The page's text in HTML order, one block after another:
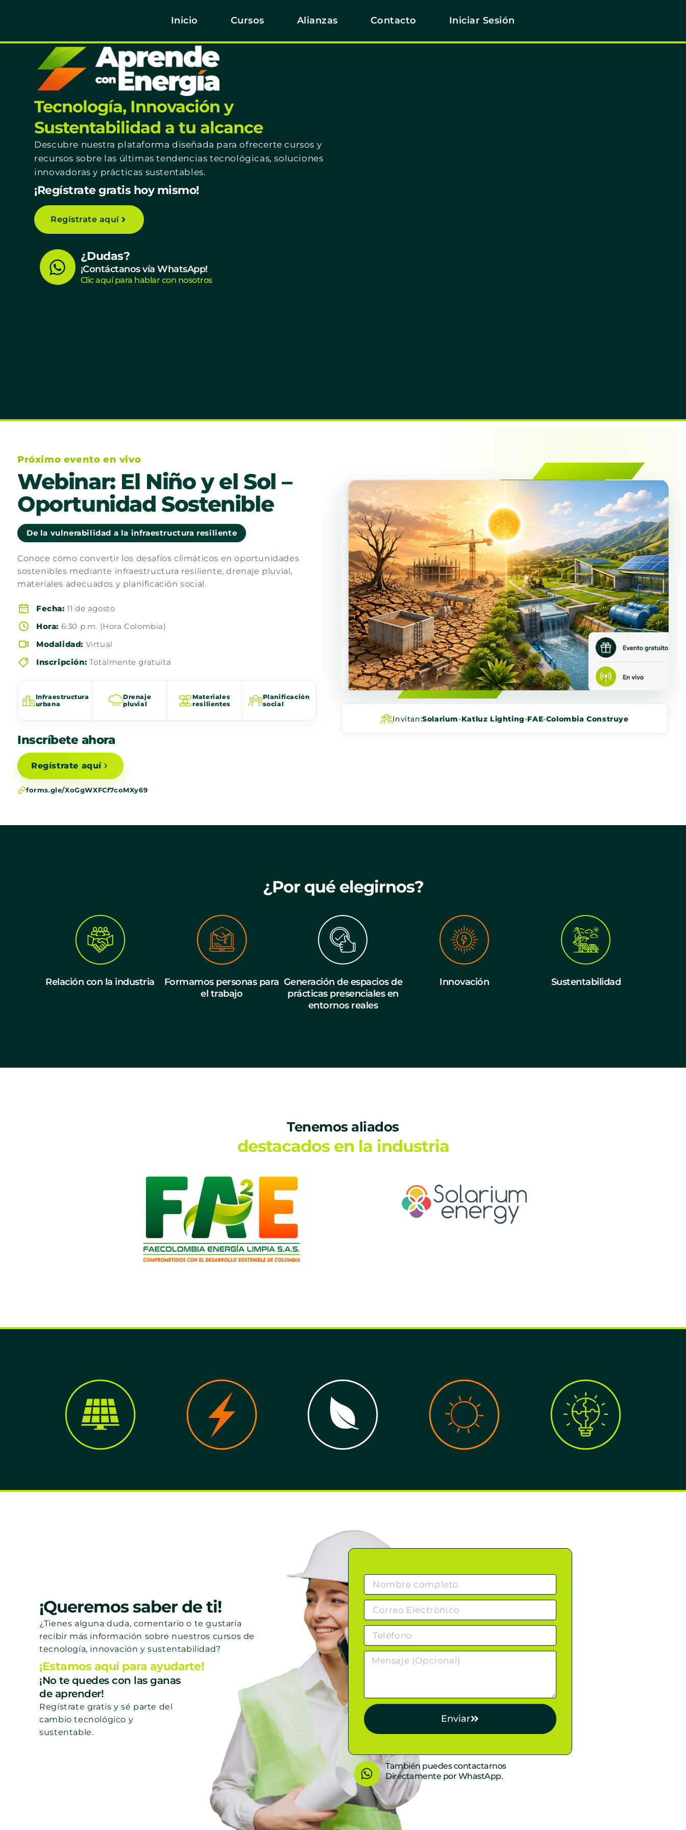
Inicio Cursos Alianzas Contacto Iniciar Sesión
Tecnología, Innovación y
Sustentabilidad a tu alcance
Descubre nuestra plataforma diseñada para ofrecerte cursos y
recursos sobre las últimas tendencias tecnológicas, soluciones
innovadoras y prácticas sustentables.
¡Regístrate gratis hoy mismo!
Regístrate aquí
W
h
¿Dudas?
¡Contáctanos vía WhatsApp!
Clic aquí para hablar con nosotros
Próximo evento en vivo
Webinar: El Niño y el Sol –
Oportunidad Sostenible
De la vulnerabilidad a la infraestructura resiliente
Conoce cómo convertir los desafíos climáticos en oportunidades
sostenibles mediante infraestructura resiliente, drenaje pluvial,
materiales adecuados y planificación social.
Fecha: 11 de agosto
Hora: 6:30 p.m. (Hora Colombia)
Modalidad: Virtual
Inscripción: Totalmente gratuita
Infraestructura
urbana
Drenaje
pluvial
Materiales
resilientes
Planificación
social
Inscríbete ahora
Regístrate aquí
forms.gle/XoGgWXFCf7coMXy69
Invitan:Solarium•Katluz Lighting•FAE•Colombia Construye
¿Por qué elegirnos?
Relación con la industria
Formamos personas para
el trabajo
Generación de espacios de
prácticas presenciales en
entornos reales
Innovación Sustentabilidad
Tenemos aliados
destacados en la industria
¡Queremos saber de ti!
¿Tienes alguna duda, comentario o te gustaría
recibir más información sobre nuestros cursos de
tecnología, innovación y sustentabilidad?
¡Estamos aquí para ayudarte!
¡No te quedes con las ganas
de aprender!
Regístrate gratis y sé parte del
cambio tecnológico y
sustentable.
Enviar
W
h
a
t
También puedes contactarnos
Directamente por WhastApp.